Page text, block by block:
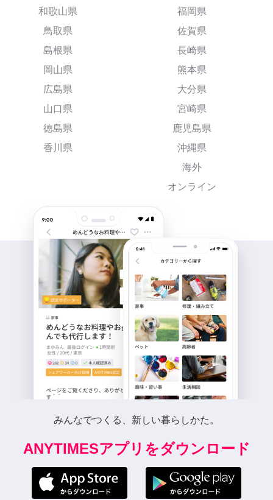
和歌山県
鳥取県
島根県
岡山県
広島県
山口県
徳島県
香川県
福岡県
佐賀県
長崎県
熊本県
大分県
宮崎県
鹿児島県
沖縄県
海外
オンライン
みんなでつくる、新しい暮らしかた。
ANYTIMESアプリをダウンロード